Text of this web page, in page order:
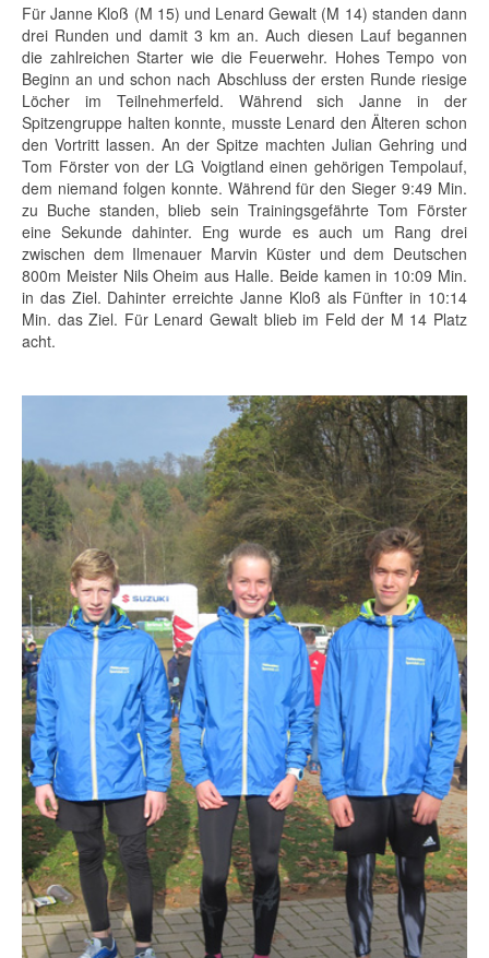
Für Janne Kloß (M 15) und Lenard Gewalt (M 14) standen dann
drei Runden und damit 3 km an. Auch diesen Lauf begannen
die zahlreichen Starter wie die Feuerwehr. Hohes Tempo von
Beginn an und schon nach Abschluss der ersten Runde riesige
Löcher im Teilnehmerfeld. Während sich Janne in der
Spitzengruppe halten konnte, musste Lenard den Älteren schon
den Vortritt lassen. An der Spitze machten Julian Gehring und
Tom Förster von der LG Voigtland einen gehörigen Tempolauf,
dem niemand folgen konnte. Während für den Sieger 9:49 Min.
zu Buche standen, blieb sein Trainingsgefährte Tom Förster
eine Sekunde dahinter. Eng wurde es auch um Rang drei
zwischen dem Ilmenauer Marvin Küster und dem Deutschen
800m Meister Nils Oheim aus Halle. Beide kamen in 10:09 Min.
in das Ziel. Dahinter erreichte Janne Kloß als Fünfter in 10:14
Min. das Ziel. Für Lenard Gewalt blieb im Feld der M 14 Platz
acht.